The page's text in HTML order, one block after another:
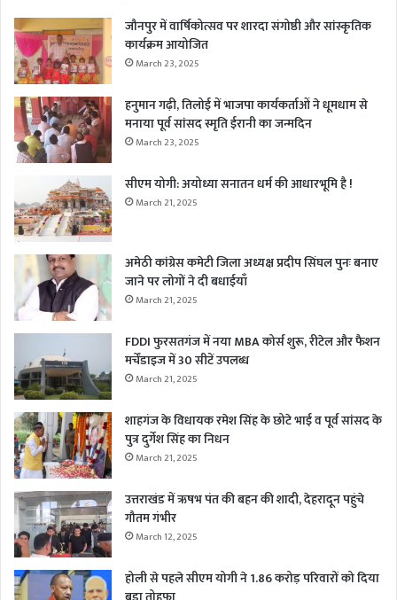
जौनपुर में वार्षिकोत्सव पर शारदा संगोष्ठी और सांस्कृतिक
कार्यक्रम आयोजित
March 23, 2025
हनुमान गढ़ी, तिलोई में भाजपा कार्यकर्ताओं ने धूमधाम से
मनाया पूर्व सांसद स्मृति ईरानी का जन्मदिन
March 23, 2025
सीएम योगी: अयोध्या सनातन धर्म की आधारभूमि है !
March 21, 2025
अमेठी कांग्रेस कमेटी जिला अध्यक्ष प्रदीप सिंघल पुनः बनाए
जाने पर लोगों ने दी बधाईयाँ
March 21, 2025
FDDI फुरसतगंज में नया MBA कोर्स शुरू, रीटेल और फैशन
मर्चेंडाइज में 30 सीटें उपलब्ध
March 21, 2025
शाहगंज के विधायक रमेश सिंह के छोटे भाई व पूर्व सांसद के
पुत्र दुर्गेश सिंह का निधन
March 21, 2025
उत्तराखंड में ऋषभ पंत की बहन की शादी, देहरादून पहुंचे
गौतम गंभीर
March 12, 2025
होली से पहले सीएम योगी ने 1.86 करोड़ परिवारों को दिया